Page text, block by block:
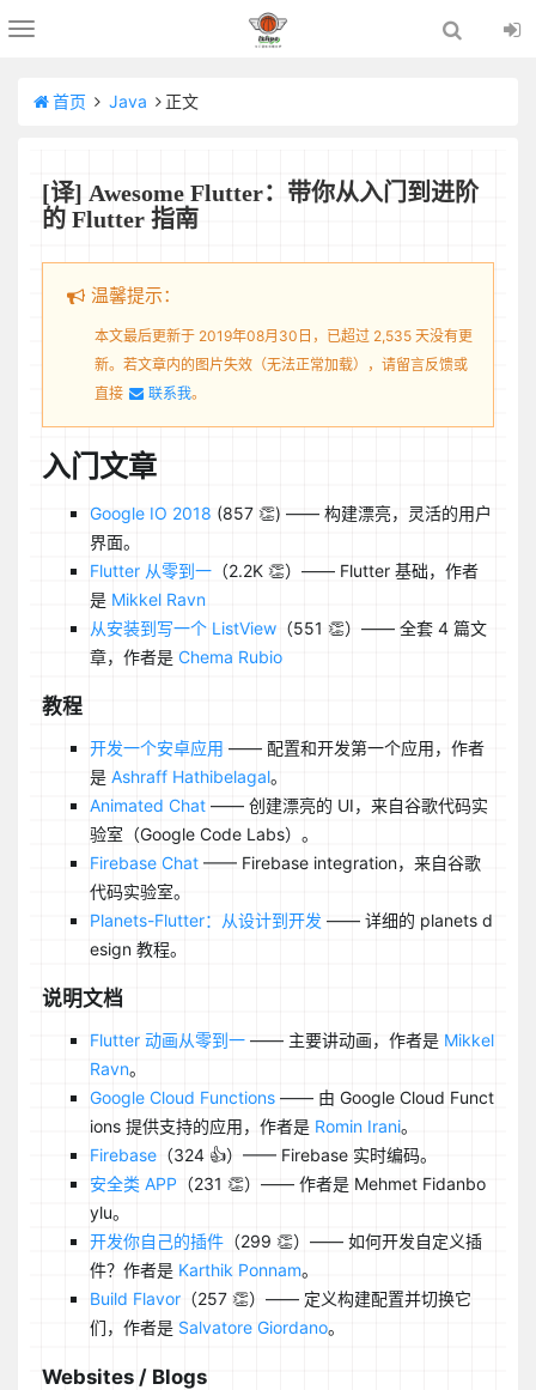
Toggle
首页 Java 正文
[译] Awesome Flutter：带你从入门到进阶
的 Flutter 指南
温馨提示：
本文最后更新于 2019年08月30日，已超过 2,535 天没有更
新。若文章内的图片失效（无法正常加载），请留言反馈或
直接
联系我。
入门文章
Google IO 2018 (857 👏) —— 构建漂亮，灵活的用户
界面。
Flutter 从零到一 （2.2K 👏）—— Flutter 基础，作者
是 Mikkel Ravn
从安装到写一个 ListView （551 👏）—— 全套 4 篇文
章，作者是 Chema Rubio
教程
开发一个安卓应用 —— 配置和开发第一个应用，作者
是 Ashraff Hathibelagal。
Animated Chat —— 创建漂亮的 UI，来自谷歌代码实
验室（Google Code Labs）。
Firebase Chat —— Firebase integration，来自谷歌
代码实验室。
Planets-Flutter：从设计到开发 —— 详细的 planets d
esign 教程。
说明文档
Flutter 动画从零到一 —— 主要讲动画，作者是 Mikkel
Ravn。
Google Cloud Functions —— 由 Google Cloud Funct
ions 提供支持的应用，作者是 Romin Irani。
Firebase （324 👍）—— Firebase 实时编码。
安全类 APP （231 👏）—— 作者是 Mehmet Fidanbo
ylu。
开发你自己的插件 （299 👏）—— 如何开发自定义插
件？作者是 Karthik Ponnam。
Build Flavor （257 👏）—— 定义构建配置并切换它
们，作者是 Salvatore Giordano。
Websites / Blogs